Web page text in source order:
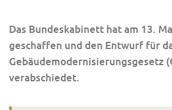
Das Bundeskabinett hat am 13.
geschaffen und den Entwurf für
Gebäudemodernisierungsgesetz
verabschiedet.